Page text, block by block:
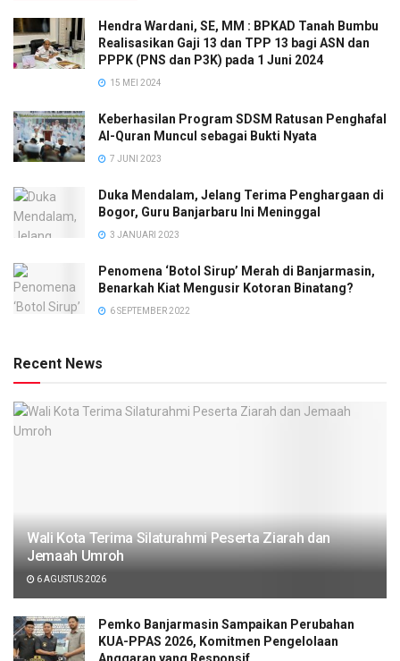
Hendra Wardani, SE, MM : BPKAD Tanah Bumbu
Realisasikan Gaji 13 dan TPP 13 bagi ASN dan
PPPK (PNS dan P3K) pada 1 Juni 2024
15 MEI 2024
Keberhasilan Program SDSM Ratusan Penghafal
Al-Quran Muncul sebagai Bukti Nyata
7 JUNI 2023
Duka Mendalam, Jelang Terima Penghargaan di
Bogor, Guru Banjarbaru Ini Meninggal
3 JANUARI 2023
Penomena ‘Botol Sirup’ Merah di Banjarmasin,
Benarkah Kiat Mengusir Kotoran Binatang?
6 SEPTEMBER 2022
Recent News
Wali Kota Terima Silaturahmi Peserta Ziarah dan
Jemaah Umroh
6 AGUSTUS 2026
Pemko Banjarmasin Sampaikan Perubahan
KUA-PPAS 2026, Komitmen Pengelolaan
Anggaran yang Responsif